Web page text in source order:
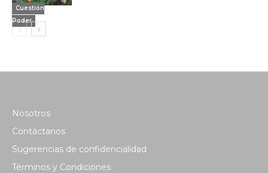
Cuestión
Poder
Nosotros
Contáctanos
Sugerencias de confidencialidad
Términos y Condiciones